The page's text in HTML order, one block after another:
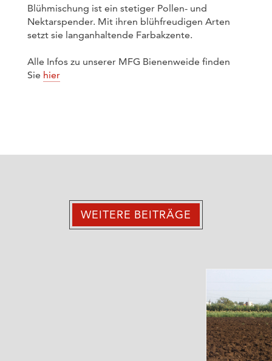
Blühmischung ist ein stetiger Pollen- und
Nektarspender. Mit ihren blühfreudigen Arten
setzt sie langanhaltende Farbakzente.
Alle Infos zu unserer MFG Bienenweide finden
Sie hier
WEITERE BEITRÄGE